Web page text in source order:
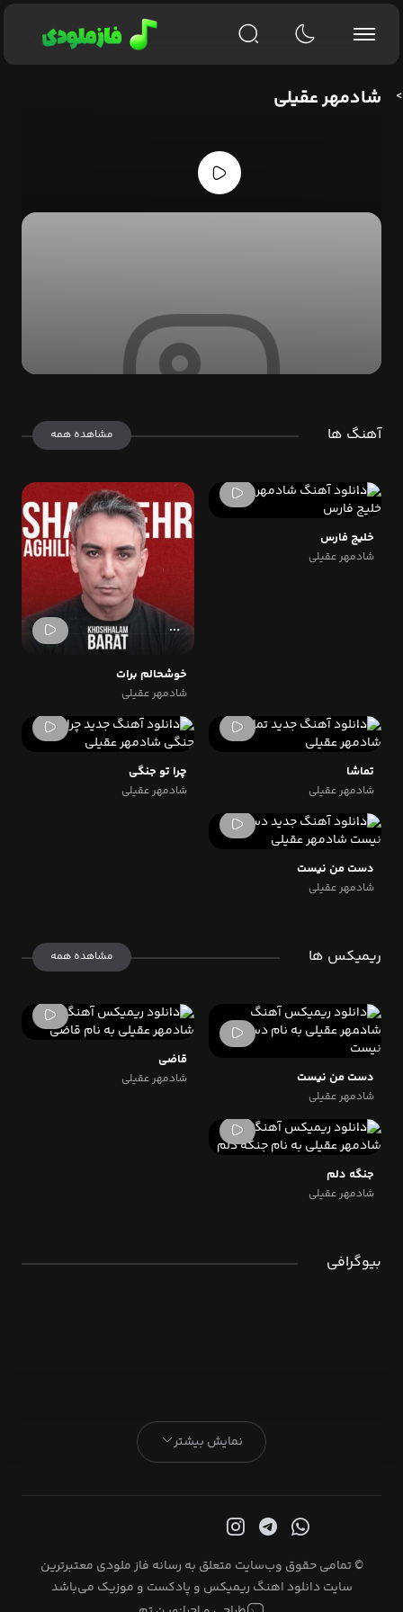
شادمهر عقیلی
آهنگ ها مشاهده همه
خلیج فارس
شادمهر عقیلی
خوشحالم برات
شادمهر عقیلی
تماشا
شادمهر عقیلی
چرا تو جنگی
شادمهر عقیلی
دست من نیست
شادمهر عقیلی
ریمیکس ها مشاهده همه
دست من نیست
شادمهر عقیلی
قاضی
شادمهر عقیلی
جنگه دلم
شادمهر عقیلی
بیوگرافی
نمایش بیشتر
© تمامی حقوق وب‌سایت متعلق به رسانه فاز ملودی معتبرترین
سایت دانلود اهنگ ریمیکس و پادکست و موزیک می‌باشد
>